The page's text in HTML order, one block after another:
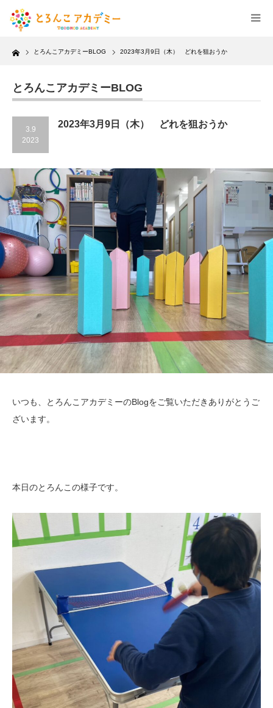
Home とろんこアカデミーBLOG 2023年3月9日（木） どれを狙おうか
とろんこアカデミーBLOG
3.9
2023
2023年3月9日（木） どれを狙おうか
いつも、とろんこアカデミーのBlogをご覧いただきありがとうご
ざいます。
本日のとろんこの様子です。